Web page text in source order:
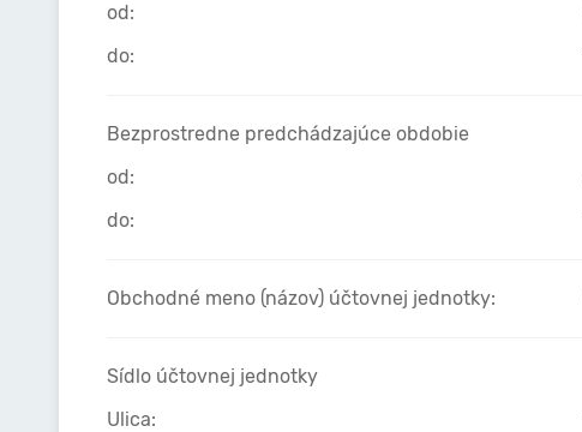
od:
do:
Bezprostredne predchádzajúce obdobie
od:
do:
Obchodné meno (názov) účtovnej jednotky:
Sídlo účtovnej jednotky
Ulica: